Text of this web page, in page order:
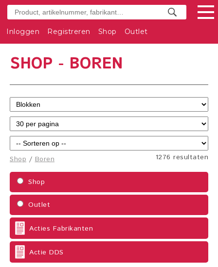
Inloggen Registreren Shop Outlet
SHOP - BOREN
1276 resultaten
Shop /Boren
Shop
Outlet
Acties Fabrikanten
Actie DDS